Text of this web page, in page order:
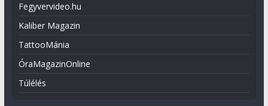
Fegyvervideo.hu
Kaliber Magazin
TattooMánia
ÓraMagazinOnline
Túlélés